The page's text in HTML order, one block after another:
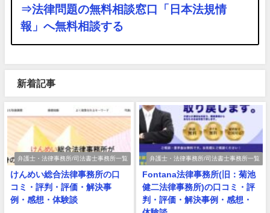
⇒法律問題の無料相談窓口「日本法規情
報」へ無料相談する
新着記事
弁護士・法律事務所/司法書士事務所一覧
けんめい総合法律事務所の口
コミ・評判・評価・解決事
例・感想・体験談
弁護士・法律事務所/司法書士事務所一覧
Fontana法律事務所(旧：菊池
健二法律事務所)の口コミ・評
判・評価・解決事例・感想・